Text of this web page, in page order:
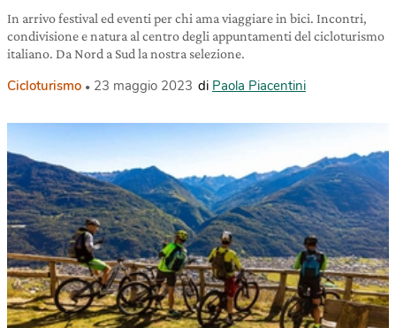
In arrivo festival ed eventi per chi ama viaggiare in bici. Incontri,
condivisione e natura al centro degli appuntamenti del cicloturismo
italiano. Da Nord a Sud la nostra selezione.
Cicloturismo 23 maggio 2023 di Paola Piacentini